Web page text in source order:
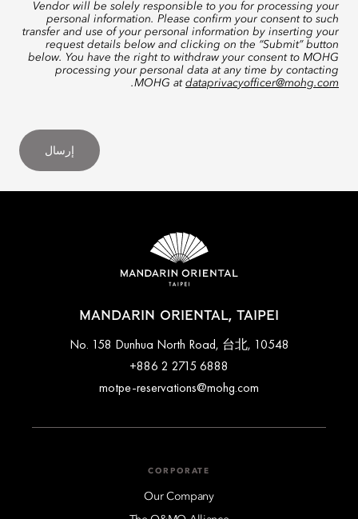
Vendor will be solely responsible to you for processing your
personal information. Please confirm your consent to such
transfer and use of your personal information by inserting your
request details below and clicking on the “Submit” button
below. You have the right to withdraw your consent to MOHG
processing your personal data at any time by contacting
MOHG at dataprivacyofficer@mohg.com
.
إرسال
MANDARIN ORIENTAL, TAIPEI
No. 158 Dunhua North Road, 台北, 10548
+886 2 2715 6888
motpe-reservations@mohg.com
CORPORATE
Our Company